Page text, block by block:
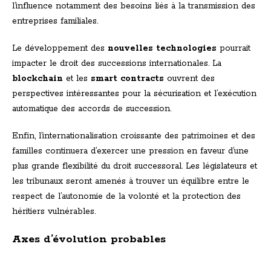
l’influence notamment des besoins liés à la transmission des
entreprises familiales.
Le développement des nouvelles technologies pourrait
impacter le droit des successions internationales. La
blockchain et les smart contracts ouvrent des
perspectives intéressantes pour la sécurisation et l’exécution
automatique des accords de succession.
Enfin, l’internationalisation croissante des patrimoines et des
familles continuera d’exercer une pression en faveur d’une
plus grande flexibilité du droit successoral. Les législateurs et
les tribunaux seront amenés à trouver un équilibre entre le
respect de l’autonomie de la volonté et la protection des
héritiers vulnérables.
Axes d’évolution probables